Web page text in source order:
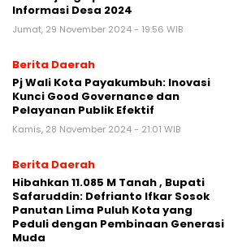
Informasi Desa 2024
Jumat, 29 November 2024 - 19:56 WIB
Berita Daerah
Pj Wali Kota Payakumbuh: Inovasi
Kunci Good Governance dan
Pelayanan Publik Efektif
Kamis, 28 November 2024 - 21:01 WIB
Berita Daerah
Hibahkan 11.085 M Tanah , Bupati
Safaruddin: Defrianto Ifkar Sosok
Panutan Lima Puluh Kota yang
Peduli dengan Pembinaan Generasi
Muda